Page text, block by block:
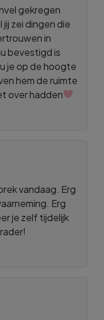
gekregen
zei dingen die
in
bevestigd is
je op de hoogte
hem de ruimte
over hadden
vandaag. Erg
Erg
je zelf tijdelijk